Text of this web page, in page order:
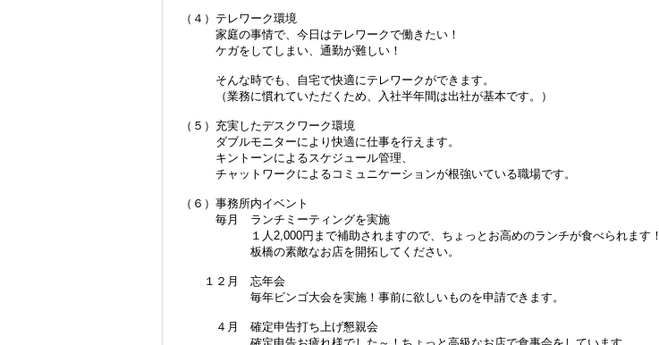
（４）テレワーク環境
家庭の事情で、今日はテレワークで働きたい！
ケガをしてしまい、通勤が難しい！
そんな時でも、自宅で快適にテレワークができます。
（業務に慣れていただくため、入社半年間は出社が基本です。）
（５）充実したデスクワーク環境
ダブルモニターにより快適に仕事を行えます。
キントーンによるスケジュール管理、
チャットワークによるコミュニケーションが根強いている職場です。
（６）事務所内イベント
毎月 ランチミーティングを実施
１人2,000円まで補助されますので、ちょっとお高めのランチが食べられます！
板橋の素敵なお店を開拓してください。
１２月 忘年会
毎年ビンゴ大会を実施！事前に欲しいものを申請できます。
４月 確定申告打ち上げ懇親会